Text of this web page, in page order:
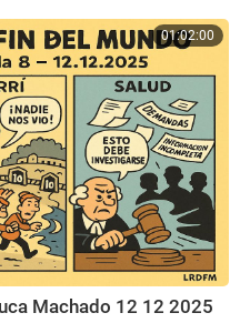
01:02:00
Machado 12 12 2025